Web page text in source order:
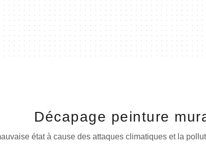
Décapage peinture
état à cause des attaques climatiques et la